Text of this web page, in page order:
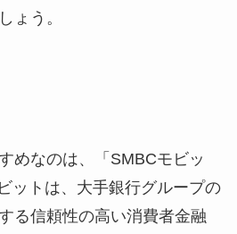
ょう。
めなのは、「SMBCモビッ
ットは、大手銀行グループの
る信頼性の高い消費者金融